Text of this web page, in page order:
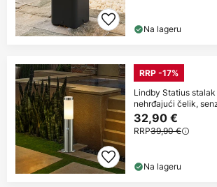
Na lageru
RRP -17%
Lindby Statius
nehrđajući čelik,
32,90 €
RRP39,90 €
Na lageru